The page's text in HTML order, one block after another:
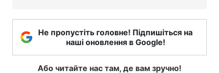
Не пропустіть головне! Підпишіться на
наші оновлення в Google!
Або читайте нас там, де вам зручно!